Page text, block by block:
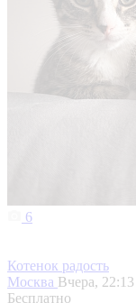
6
Котенок радость
Москва Вчера, 22:13
Бесплатно